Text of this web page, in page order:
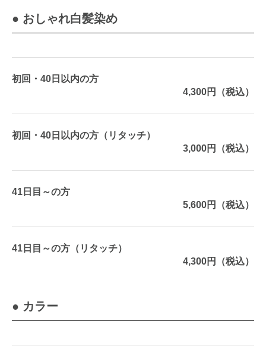
● おしゃれ白髪染め
初回・40日以内の方
4,300円（税込）
初回・40日以内の方（リタッチ）
3,000円（税込）
41日目～の方
5,600円（税込）
41日目～の方（リタッチ）
4,300円（税込）
● カラー